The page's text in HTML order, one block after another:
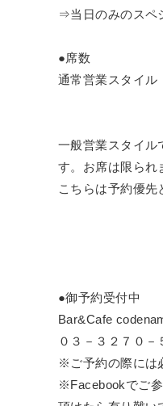
⇒当日のみのスペ
●席数
通常営業スタイル
一般営業スタイル
す。お席は限られ
こちらは予約優先
●御予約受付中
Bar&Cafe
０３－３２７０－
※ご予約の際には
※Facebookでご